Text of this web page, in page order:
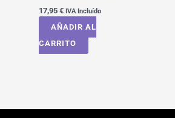
17,95 € IVA Incluído
AÑADIR AL
CARRITO